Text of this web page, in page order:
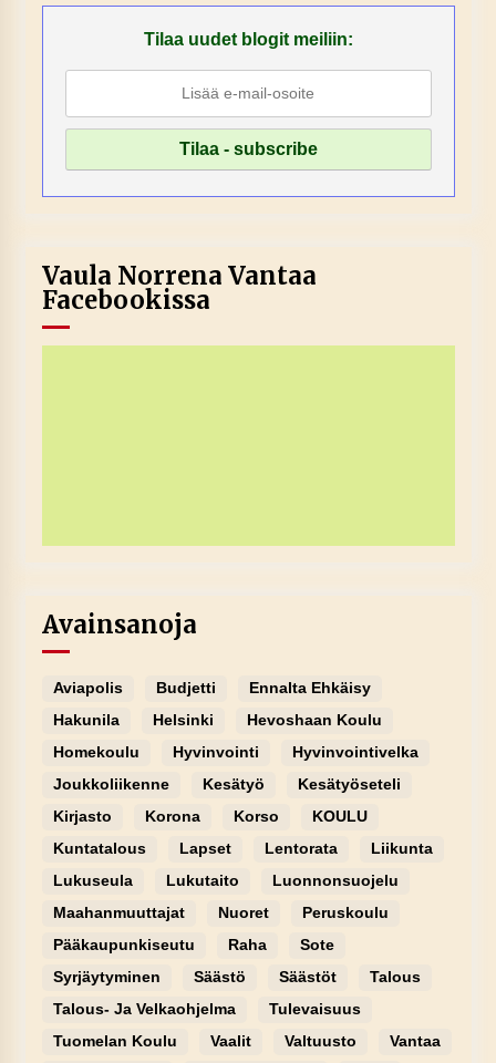
Tilaa uudet blogit meiliin:
Vaula Norrena Vantaa
Facebookissa
Avainsanoja
Aviapolis Budjetti
Ennalta Ehkäisy
Hakunila
Helsinki
Hevoshaan Koulu
Homekoulu
Hyvinvointi
Hyvinvointivelka
Joukkoliikenne
Kesätyö
Kesätyöseteli
Kirjasto
Korona Korso
KOULU
Kuntatalous
Lapset Lentorata
Liikunta
Lukuseula
Lukutaito
Luonnonsuojelu
Maahanmuuttajat
Nuoret
Peruskoulu
Pääkaupunkiseutu
Raha
Sote
Syrjäytyminen
Säästö Säästöt
Talous
Talous- Ja Velkaohjelma
Tulevaisuus
Tuomelan Koulu
Vaalit Valtuusto
Vantaa